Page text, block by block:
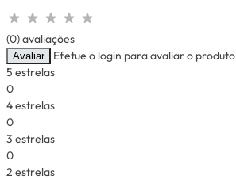
(0) avaliações
Avaliar
Efetue o login para avaliar o produto
5 estrelas
0
4 estrelas
0
3 estrelas
0
2 estrelas